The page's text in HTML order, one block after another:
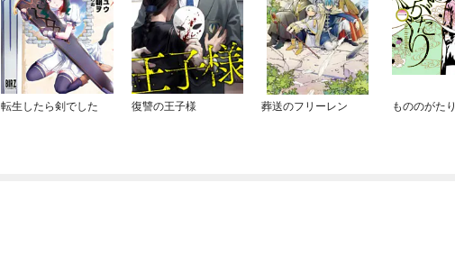
転生したら剣でした 復讐の王子様 葬送のフリーレン もののがたり